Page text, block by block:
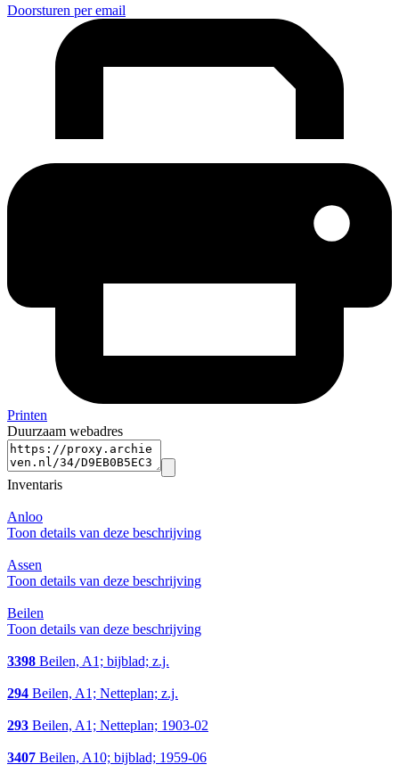
Doorsturen per email
Printen
Duurzaam webadres
Inventaris
Anloo
Toon details van deze beschrijving
Assen
Toon details van deze beschrijving
Beilen
Toon details van deze beschrijving
3398 Beilen, A1; bijblad; z.j.
294 Beilen, A1; Netteplan; z.j.
293 Beilen, A1; Netteplan; 1903-02
3407 Beilen, A10; bijblad; 1959-06